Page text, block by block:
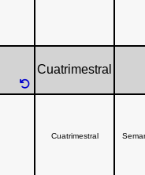
Cuatrimestral
Cuatrimestral